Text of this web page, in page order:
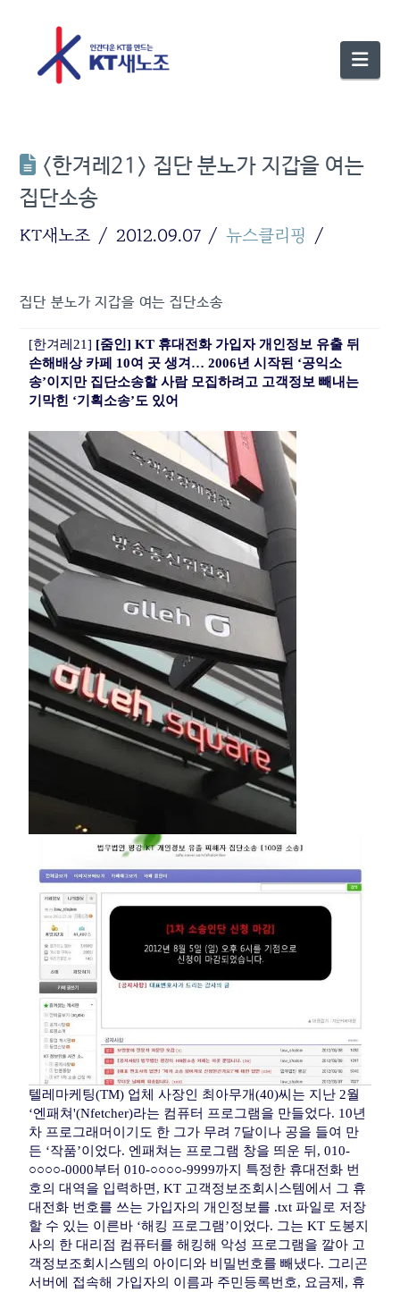
<한겨레21> 집단 분노가 지갑을 여는
집단소송
KT새노조 2012.09.07 뉴스클리핑
집단 분노가 지갑을 여는 집단소송
[한겨레21] [줌인] KT 휴대전화 가입자 개인정보 유출 뒤
손해배상 카페 10여 곳 생겨… 2006년 시작된 ‘공익소
송’이지만 집단소송할 사람 모집하려고 고객정보 빼내는
기막힌 ‘기획소송’도 있어
텔레마케팅(TM) 업체 사장인 최아무개(40)씨는 지난 2월
‘엔패쳐'(Nfetcher)라는 컴퓨터 프로그램을 만들었다. 10년
차 프로그래머이기도 한 그가 무려 7달이나 공을 들여 만
든 ‘작품’이었다. 엔패쳐는 프로그램 창을 띄운 뒤, 010-
○○○○-0000부터 010-○○○○-9999까지 특정한 휴대전화 번
호의 대역을 입력하면, KT 고객정보조회시스템에서 그 휴
대전화 번호를 쓰는 가입자의 개인정보를 .txt 파일로 저장
할 수 있는 이른바 ‘해킹 프로그램’이었다. 그는 KT 도봉지
사의 한 대리점 컴퓨터를 해킹해 악성 프로그램을 깔아 고
객정보조회시스템의 아이디와 비밀번호를 빼냈다. 그리곤
서버에 접속해 가입자의 이름과 주민등록번호, 요금제, 휴